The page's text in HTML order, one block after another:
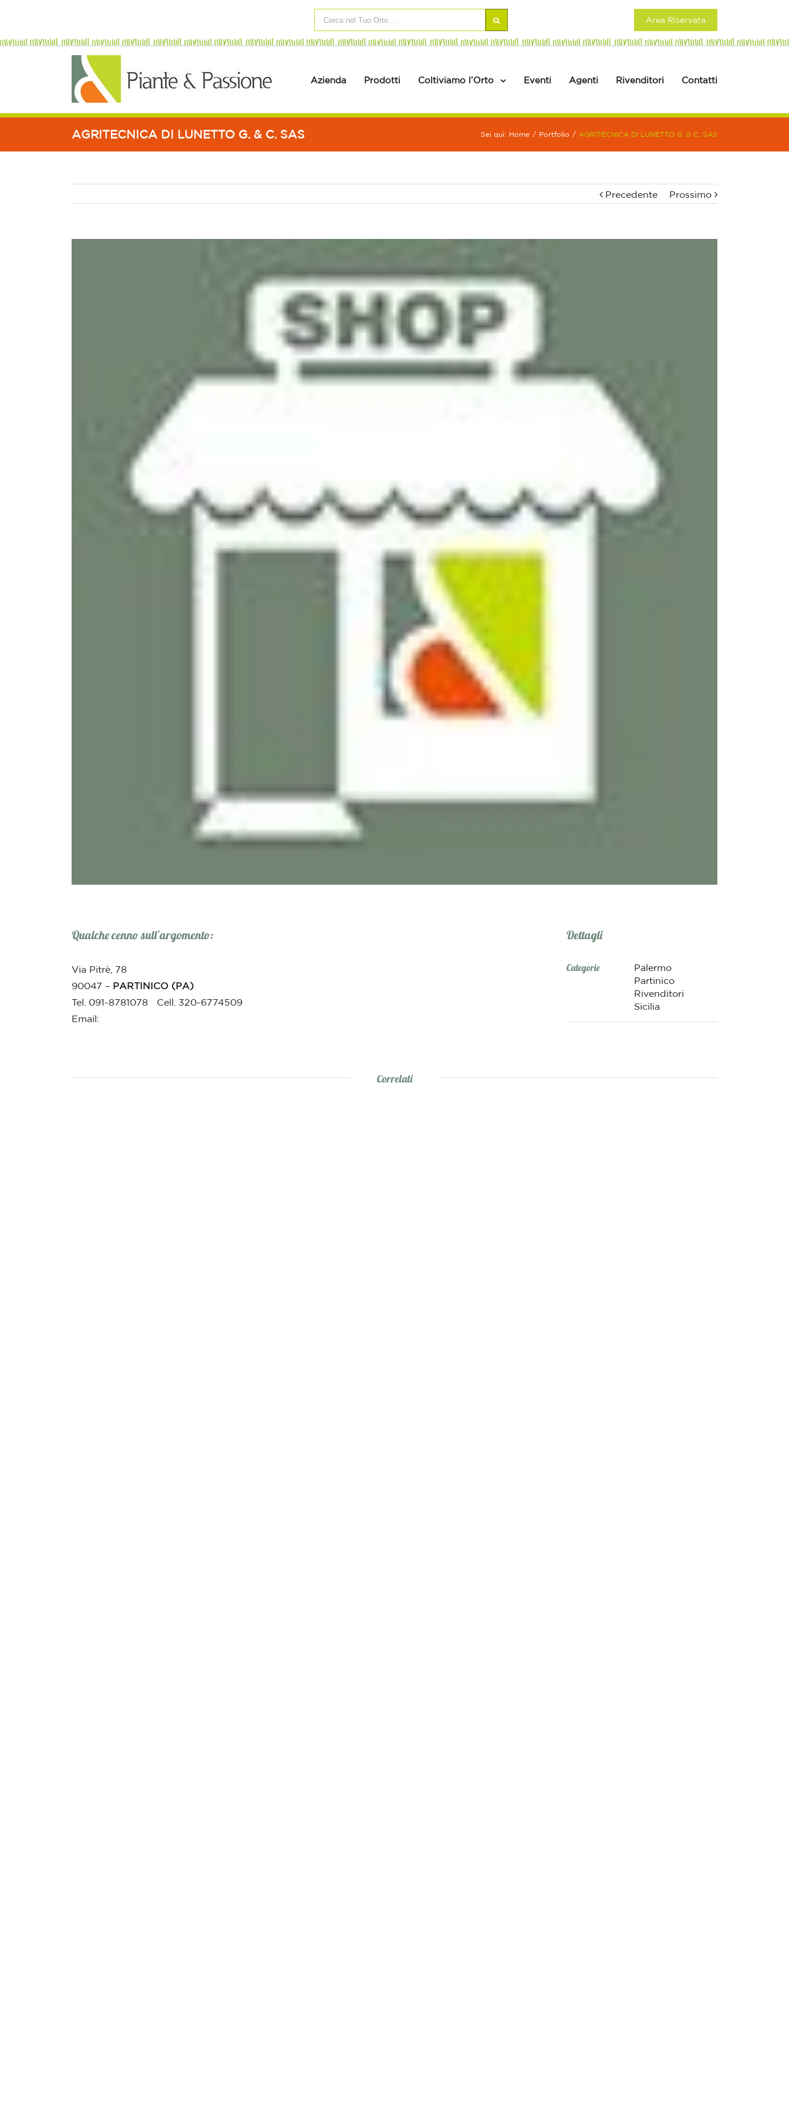
Area Riservata
Azienda Prodotti Coltiviamo l’Orto Eventi Agenti Rivenditori Contatti
AGRITECNICA DI LUNETTO G. & C. SAS Sei qui: Home / Portfolio / AGRITECNICA DI LUNETTO G. & C. SAS
Precedente Prossimo
Qualche cenno sull'argomento:
Via Pitrè, 78
90047 – PARTINICO (PA)
Tel. 091-8781078 Cell. 320-6774509
Email:
Dettagli
Categorie
Palermo
Partinico
Rivenditori
Sicilia
Correlati